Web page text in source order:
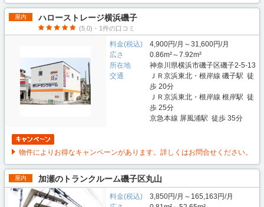
屋内 ハローストレージ横浜磯子
(5.0)・1件の口コミ
料金(税込)
4,900円/月～31,600円/月
広さ
0.86m²～7.92m²
所在地
神奈川県横浜市磯子区磯子2-5-13
交通
ＪＲ京浜東北・根岸線 磯子駅 徒
歩 20分
ＪＲ京浜東北・根岸線 根岸駅 徒
歩 25分
京急本線 屏風浦駅 徒歩 35分
物件によりお得なキャンペーンがあります。詳しくはお問合せください。
屋内 加瀬のトランクルーム磯子区丸山
料金(税込)
3,850円/月～165,163円/月